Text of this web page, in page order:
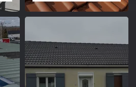
Changement de
velux 51